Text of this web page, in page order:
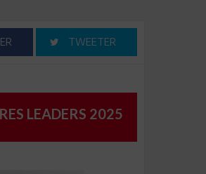
TWEETER
LEADERS 2025